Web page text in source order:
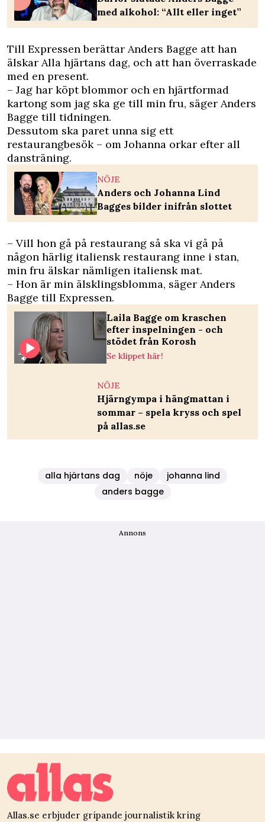
med alkohol: “Allt eller inget”
Till Expressenberättar Anders Bagge att han
älskar Alla hjärtans dag, och att han överraskade
med en present.
– Jag har köpt blommor och en hjärtformad
kartong som jag ska ge till min fru, säger Anders
Bagge till tidningen.
Dessutom ska paret unna sig ett
restaurangbesök – om Johanna orkar efter all
dansträning.
NÖJE
Anders och Johanna Lind
Bagges bilder inifrån slottet
– Vill hon gå på restaurang så ska vi gå på
någon härlig italiensk restaurang inne i stan,
min fru älskar nämligen italiensk mat.
– Hon är min älsklingsblomma, säger Anders
Bagge till Expressen.
Laila Bagge om kraschen
efter inspelningen - och
stödet från Korosh
Se klippet här!
NÖJE
Hjärngympa i hängmattan i
sommar – spela kryss och spel
på allas.se
alla hjärtans dag nöje
johanna lind
anders bagge
Annons
Allas.se erbjuder gripande journalistik kring